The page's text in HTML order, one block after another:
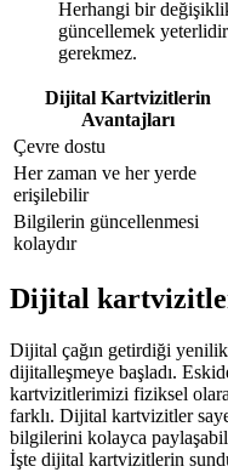
Herhangi bir
güncellemek
gerekmez.
Dijital Kartvizitlerin
Avantajları
Çevre dostu
Her zaman ve her yerde
erişilebilir
Bilgilerin güncellenmesi
kolaydır
Dijital
Dijital çağın getirdiği
dijitalleşmeye başladı.
kartvizitlerimizi fiziksel
farklı. Dijital kartvizitler
bilgilerini kolayca
İşte dijital kartvizitlerin